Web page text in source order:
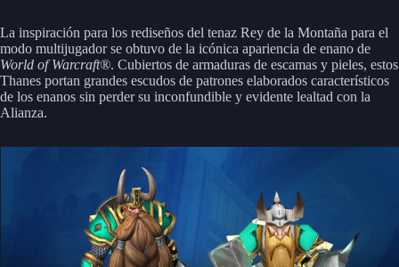
La inspiración para los rediseños del tenaz Rey de la Montaña para el
modo multijugador se obtuvo de la icónica apariencia de enano de
World of Warcraft®. Cubiertos de armaduras de escamas y pieles, estos
Thanes portan grandes escudos de patrones elaborados característicos
de los enanos sin perder su inconfundible y evidente lealtad con la
Alianza.